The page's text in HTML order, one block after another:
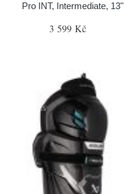
Pro INT, Intermediate, 13"
3 599 Kč